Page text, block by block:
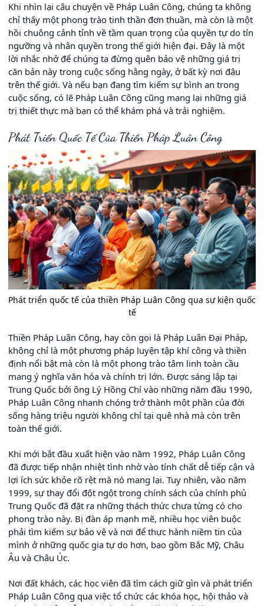
Khi nhìn lại câu chuyện về Pháp Luân Công, chúng ta không
chỉ thấy một phong trào tinh thần đơn thuần, mà còn là một
hồi chuông cảnh tỉnh về tầm quan trọng của quyền tự do tín
ngưỡng và nhân quyền trong thế giới hiện đại. Đây là một
lời nhắc nhở để chúng ta đừng quên bảo vệ những giá trị
căn bản này trong cuộc sống hằng ngày, ở bất kỳ nơi đâu
trên thế giới. Và nếu bạn đang tìm kiếm sự bình an trong
cuộc sống, có lẽ Pháp Luân Công cũng mang lại những giá
trị thiết thực mà bạn có thể khám phá và trải nghiệm.
Phát Triển Quốc Tế Của Thiền Pháp Luân Công
Phát triển quốc tế của thiền Pháp Luân Công qua sự kiện quốc
tế
Thiền Pháp Luân Công, hay còn gọi là Pháp Luân Đại Pháp,
không chỉ là một phương pháp luyện tập khí công và thiền
định nổi bật mà còn là một phong trào tâm linh toàn cầu
mang ý nghĩa văn hóa và chính trị lớn. Được sáng lập tại
Trung Quốc bởi ông Lý Hồng Chí vào những năm đầu 1990,
Pháp Luân Công nhanh chóng trở thành một phần của đời
sống hàng triệu người không chỉ tại quê nhà mà còn trên
toàn thế giới.
Khi mới bắt đầu xuất hiện vào năm 1992, Pháp Luân Công
đã được tiếp nhận nhiệt tình nhờ vào tính chất dễ tiếp cận và
lợi ích sức khỏe rõ rệt mà nó mang lại. Tuy nhiên, vào năm
1999, sự thay đổi đột ngột trong chính sách của chính phủ
Trung Quốc đã đặt ra những thách thức chưa từng có cho
phong trào này. Bị đàn áp mạnh mẽ, nhiều học viên buộc
phải tìm kiếm sự bảo vệ và nơi để thực hành niềm tin của
mình ở những quốc gia tự do hơn, bao gồm Bắc Mỹ, Châu
Âu và Châu Úc.
Nơi đất khách, các học viên đã tìm cách giữ gìn và phát triển
Pháp Luân Công qua việc tổ chức các khóa học, hội thảo và